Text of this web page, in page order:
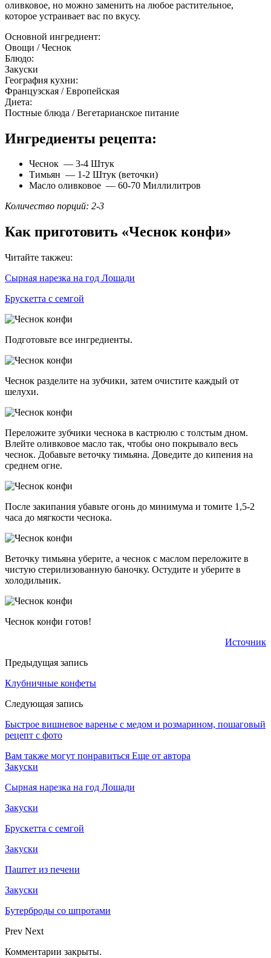
оливковое, но можно заменить на любое растительное,
которое устраивает вас по вкусу.
Основной ингредиент:
Овощи / Чеснок
Блюдо:
Закуски
География кухни:
Французская / Европейская
Диета:
Постные блюда / Вегетарианское питание
Ингредиенты рецепта:
Чеснок — 3-4 Штук
Тимьян — 1-2 Штук (веточки)
Масло оливковое — 60-70 Миллилитров
Количество порций: 2-3
Как приготовить «Чеснок конфи»
Читайте такжеu:
Сырная нарезка на год Лошади
Брускетта с семгой
Подготовьте все ингредиенты.
Чеснок разделите на зубчики, затем очистите каждый от
шелухи.
Переложите зубчики чеснока в кастрюлю с толстым дном.
Влейте оливковое масло так, чтобы оно покрывало весь
чеснок. Добавьте веточку тимьяна. Доведите до кипения на
среднем огне.
После закипания убавьте огонь до минимума и томите 1,5-2
часа до мягкости чеснока.
Веточку тимьяна уберите, а чеснок с маслом переложите в
чистую стерилизованную баночку. Остудите и уберите в
холодильник.
Чеснок конфи готов!
Источник
Предыдущая запись
Клубничные конфеты
Следующая запись
Быстрое вишневое варенье с медом и розмарином, пошаговый
рецепт с фото
Вам также могут понравиться Еще от автора
Закуски
Сырная нарезка на год Лошади
Закуски
Брускетта с семгой
Закуски
Паштет из печени
Закуски
Бутерброды со шпротами
Prev Next
Комментарии закрыты.